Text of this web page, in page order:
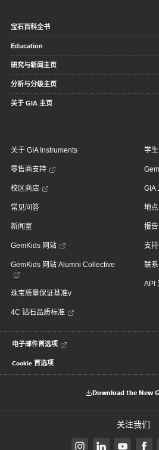
宝石百科全书
Education
研究与新闻主页
分析与分级主页
关于 GIA 主页
关于 GIA Instruments
零售商支持
校区商店
常见问答
新闻室
GemKids 网站
GemKids 网站 Alumni Collective
珠宝质量保证基准v
4C 钻石品质标准
学
GIA
地点
报
支
联系
API
电子邮件首选项
Cookie 首选项
Download the New
关注我们